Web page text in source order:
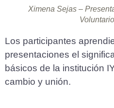
Ximena Sejas –
Los participantes
presentaciones el
básicos de la institución
cambio y unión.